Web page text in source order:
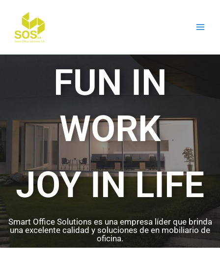
contenido
FUN IN
WORK
JOY IN LIFE
Smart Office Solutions es una empresa líder que brinda
una excelente calidad y soluciones de en mobiliario de
oficina.